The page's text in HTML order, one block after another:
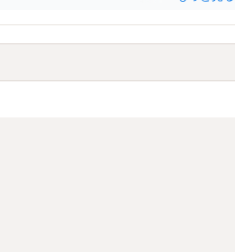
れます。 ＞他の弁護士さんに再度依頼で
立て訴訟等を起こしてもらえば、他の弁護